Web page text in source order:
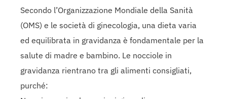
Secondo l’Organizzazione Mondiale della Sanità
(OMS) e le società di ginecologia, una dieta varia
ed equilibrata in gravidanza è fondamentale per la
salute di madre e bambino. Le nocciole in
gravidanza rientrano tra gli alimenti consigliati,
purché: